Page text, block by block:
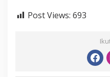
Post Views: 693